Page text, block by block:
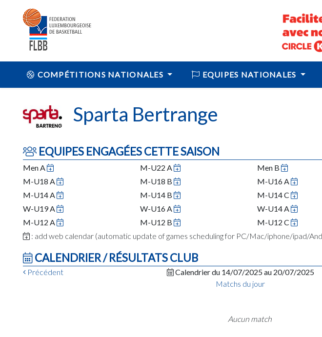
COMPÉTITIONS NATIONALES EQUIPES NATIONALES
Sparta Bertrange
EQUIPES ENGAGÉES CETTE SAISON
Men A M-U22 A Men B
M-U18 A
M-U18 B M-U16 A
M-U14 A
M-U14 B
M-U14 C
W-U19 A
W-U16 A
W-U14 A
M-U12 A
M-U12 B M-U12 C
: add web calendar (automatic update of games scheduling for PC/Mac/iphone/ipad/
CALENDRIER / RÉSULTATS CLUB
Précédent Calendrier du 14/07/2025 au 20/07/2025
Matchs du jour
Aucun match